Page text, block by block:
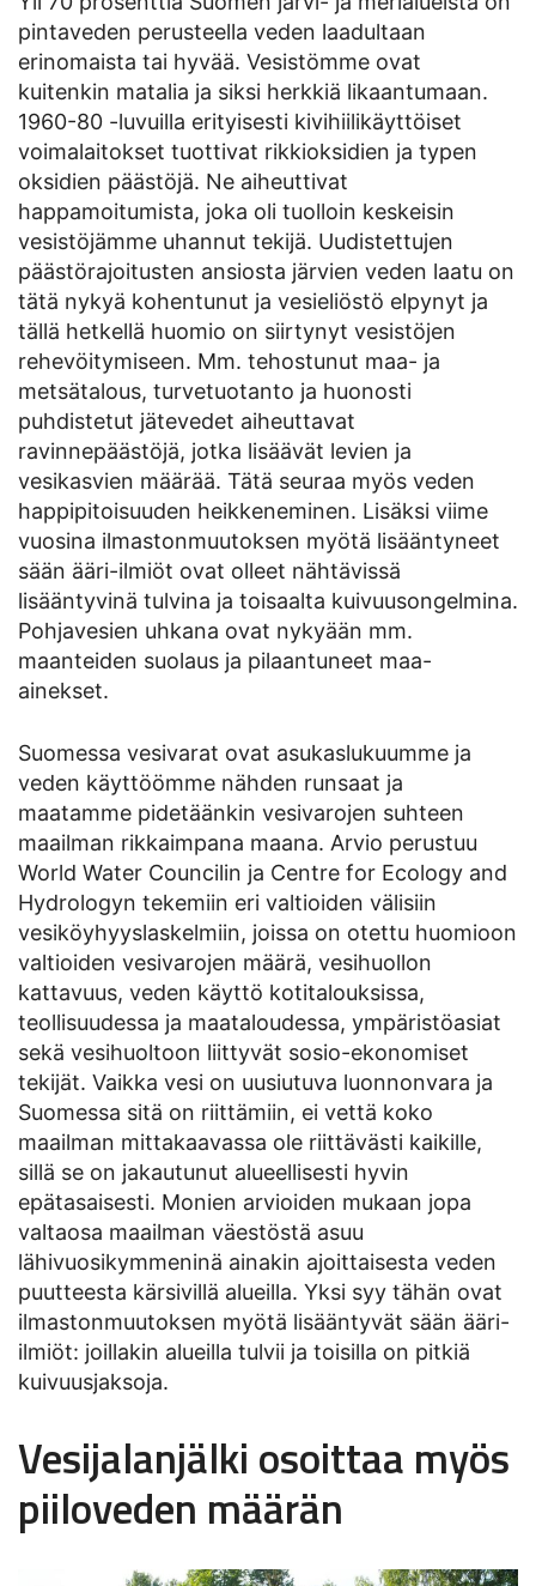
pintaveden perusteella veden laadultaan
erinomaista tai hyvää. Vesistömme ovat
kuitenkin matalia ja siksi herkkiä likaantumaan.
1960-80 -luvuilla erityisesti kivihiilikäyttöiset
voimalaitokset tuottivat rikkioksidien ja typen
oksidien päästöjä. Ne aiheuttivat
happamoitumista, joka oli tuolloin keskeisin
vesistöjämme uhannut tekijä. Uudistettujen
päästörajoitusten ansiosta järvien veden laatu on
tätä nykyä kohentunut ja vesieliöstö elpynyt ja
tällä hetkellä huomio on siirtynyt vesistöjen
rehevöitymiseen. Mm. tehostunut maa- ja
metsätalous, turvetuotanto ja huonosti
puhdistetut jätevedet aiheuttavat
ravinnepäästöjä, jotka lisäävät levien ja
vesikasvien määrää. Tätä seuraa myös veden
happipitoisuuden heikkeneminen. Lisäksi viime
vuosina ilmastonmuutoksen myötä lisääntyneet
sään ääri-ilmiöt ovat olleet nähtävissä
lisääntyvinä tulvina ja toisaalta kuivuusongelmina.
Pohjavesien uhkana ovat nykyään mm.
maanteiden suolaus ja pilaantuneet maa-
ainekset.
Suomessa vesivarat ovat asukaslukuumme ja
veden käyttöömme nähden runsaat ja
maatamme pidetäänkin vesivarojen suhteen
maailman rikkaimpana maana. Arvio perustuu
World Water Councilin ja Centre for Ecology and
Hydrologyn tekemiin eri valtioiden välisiin
vesiköyhyyslaskelmiin, joissa on otettu huomioon
valtioiden vesivarojen määrä, vesihuollon
kattavuus, veden käyttö kotitalouksissa,
teollisuudessa ja maataloudessa, ympäristöasiat
sekä vesihuoltoon liittyvät sosio-ekonomiset
tekijät. Vaikka vesi on uusiutuva luonnonvara ja
Suomessa sitä on riittämiin, ei vettä koko
maailman mittakaavassa ole riittävästi kaikille,
sillä se on jakautunut alueellisesti hyvin
epätasaisesti. Monien arvioiden mukaan jopa
valtaosa maailman väestöstä asuu
lähivuosikymmeninä ainakin ajoittaisesta veden
puutteesta kärsivillä alueilla. Yksi syy tähän ovat
ilmastonmuutoksen myötä lisääntyvät sään ääri-
ilmiöt: joillakin alueilla tulvii ja toisilla on pitkiä
kuivuusjaksoja.
Vesijalanjälki osoittaa myös
piiloveden määrän